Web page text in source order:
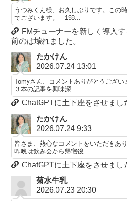
うつみくん様、お久しぶりです。この
でございます。 198...
FMチューナーを新しく導入す
前のは壊れました。
たかけん
2026.07.24 13:01
Tomyさん、コメントありがとうござい
３本の記事を興味深...
ChatGPTに土下座をさせまし
たかけん
2026.07.24 9:33
皆さま、熱心なコメントをいただきあ
昨晩は飲み会から帰宅後...
ChatGPTに土下座をさせまし
菊水牛乳
2026.07.23 20:30